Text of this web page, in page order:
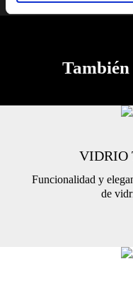
También
VIDRIO
Funcionalidad y
de